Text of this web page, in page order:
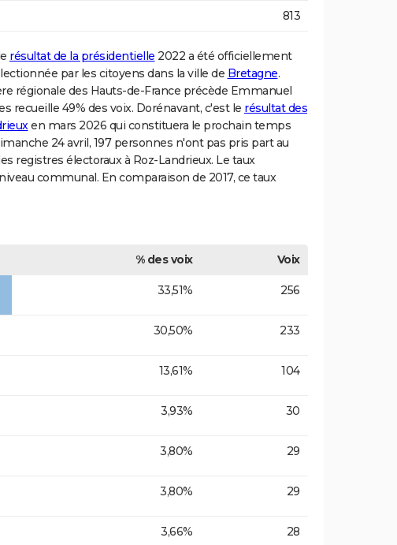
813
résultat de la présidentielle 2022 a été officiellement
par les citoyens dans la ville de Bretagne.
régionale des Hauts-de-France précède Emmanuel
recueille 49% des voix. Dorénavant, c'est le résultat des
en mars 2026 qui constituera le prochain temps
24 avril, 197 personnes n'ont pas pris part au
registres électoraux à Roz-Landrieux. Le taux
communal. En comparaison de 2017, ce taux
% des voix
Voix
33,51% 256
30,50% 233
13,61% 104
3,93% 30
3,80% 29
3,80% 29
3,66% 28